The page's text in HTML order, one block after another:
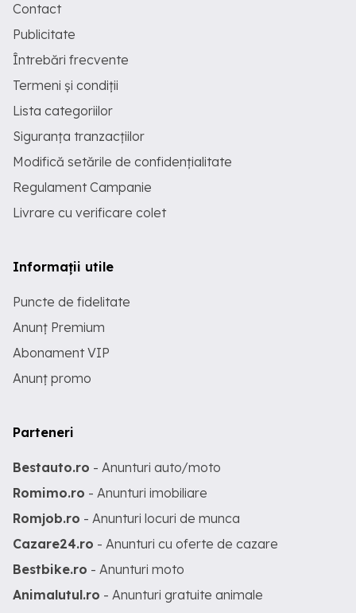
Contact
Publicitate
Întrebări frecvente
Termeni și condiții
Lista categoriilor
Siguranța tranzacțiilor
Modifică setările de confidențialitate
Regulament Campanie
Livrare cu verificare colet
Informații utile
Puncte de fidelitate
Anunț Premium
Abonament VIP
Anunț promo
Parteneri
Bestauto.ro - Anunturi auto/moto
Romimo.ro - Anunturi imobiliare
Romjob.ro - Anunturi locuri de munca
Cazare24.ro - Anunturi cu oferte de cazare
Bestbike.ro - Anunturi moto
Animalutul.ro - Anunturi gratuite animale